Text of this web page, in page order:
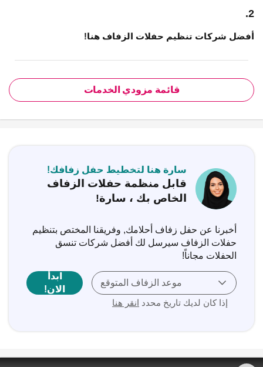
2.
أفضل شركات تنظيم حفلات الزفاف هنا!
قائمة مزودي الخدمات
سارة هنا لتخطيط حفل زفافك!
قابل منظمة حفلات الزفاف
الخاص بك ، سارة!
أخبرنا عن حفل زفاف أحلامك, وفريقنا المختص بتنظيم
حفلات الزفاف سيرسل لك أفضل شركات تنسق
الحفلات مجاناً!
موعد الزفاف المتوقع
إذا كان لديك تاريخ محدد انقر هنا
ابدأ
الان!